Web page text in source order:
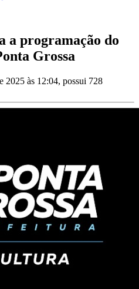
a programação do
Grossa
2025 às 12:04, possui 728